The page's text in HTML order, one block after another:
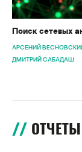
Поиск сетевых
АРСЕНИЙ
ДМИТРИЙ САБАДАШ
ОТЧЕТЫ